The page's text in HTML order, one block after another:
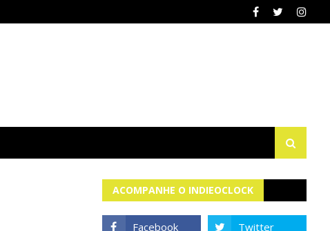
ACOMPANHE O INDIEOCLOCK